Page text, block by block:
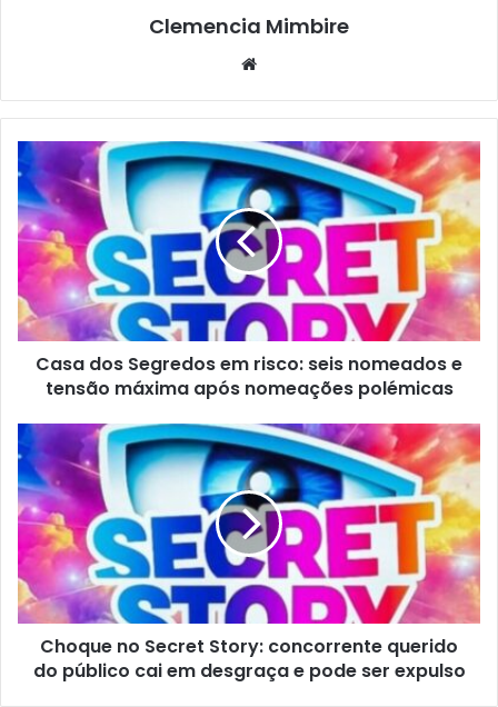
Clemencia Mimbire
Website
Casa dos Segredos em risco: seis nomeados e
tensão máxima após nomeações polémicas
Choque no Secret Story: concorrente querido
do público cai em desgraça e pode ser expulso